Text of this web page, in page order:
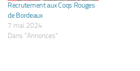
Recrutement aux Coqs Rouges
de Bordeaux
7 mai 2024
Dans "Annonces"